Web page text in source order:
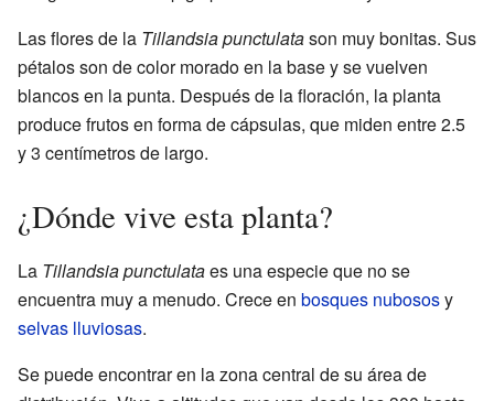
Las flores de la Tillandsia punctulatason muy bonitas. Sus
pétalos son de color morado en la base y se vuelven
blancos en la punta. Después de la floración, la planta
produce frutos en forma de cápsulas, que miden entre 2.5
y 3 centímetros de largo.
¿Dónde vive esta planta?
La Tillandsia punctulataes una especie que no se
encuentra muy a menudo. Crece en bosques nubososy
selvas lluviosas.
Se puede encontrar en la zona central de su área de